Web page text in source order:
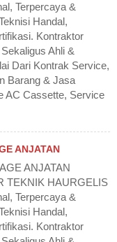
Terpercaya &
Handal,
Kontraktor
Ahli &
Dari Kontrak Service,
Barang & Jasa
AC Cassette, Service
ANJATAN
ANJATAN
TEKNIK HAURGELIS
Terpercaya &
Handal,
Kontraktor